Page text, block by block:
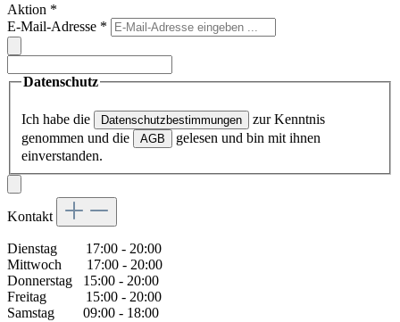
Aktion *
E-Mail-Adresse *
Datenschutz
Ich habe die Datenschutzbestimmungen
zur Kenntnis
genommen und die
AGB
gelesen und bin mit ihnen
einverstanden.
Kontakt
Dienstag 17:00 - 20:00
Mittwoch 17:00 - 20:00
Donnerstag 15:00 - 20:00
Freitag 15:00 - 20:00
Samstag 09:00 - 18:00